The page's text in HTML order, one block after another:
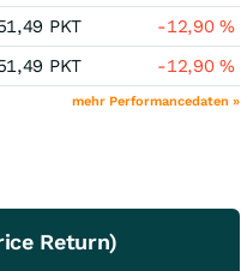
PKT -12,90%
PKT -12,90%
mehr Performancedaten »
Return)